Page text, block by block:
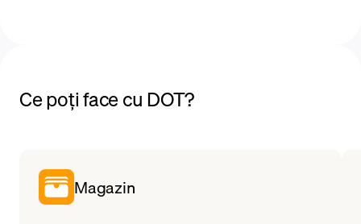
Ce poți face cu DOT?
Magazin